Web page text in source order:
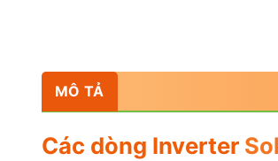
MÔ TẢ
Các dòng Inverter